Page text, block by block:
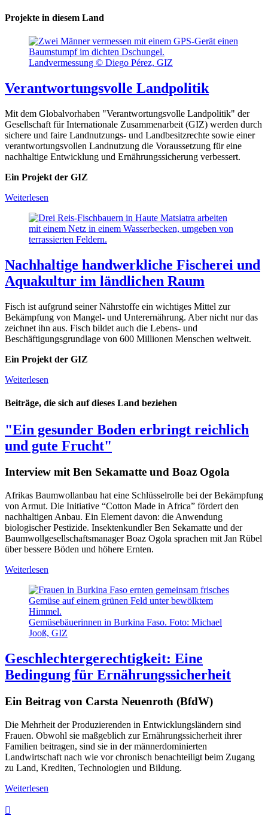
Projekte in diesem Land
Landvermessung © Diego Pérez, GIZ
Verantwortungsvolle Landpolitik
Mit dem Globalvorhaben "Verantwortungsvolle Landpolitik" der
Gesellschaft für Internationale Zusammenarbeit (GIZ) werden durch
sichere und faire Landnutzungs- und Landbesitzrechte sowie einer
verantwortungsvollen Landnutzung die Voraussetzung für eine
nachhaltige Entwicklung und Ernährungssicherung verbessert.
Ein Projekt der GIZ
Weiterlesen
Nachhaltige handwerkliche Fischerei und
Aquakultur im ländlichen Raum
Fisch ist aufgrund seiner Nährstoffe ein wichtiges Mittel zur
Bekämpfung von Mangel- und Unterernährung. Aber nicht nur das
zeichnet ihn aus. Fisch bildet auch die Lebens- und
Beschäftigungsgrundlage von 600 Millionen Menschen weltweit.
Ein Projekt der GIZ
Weiterlesen
Beiträge, die sich auf dieses Land beziehen
"Ein gesunder Boden erbringt reichlich
und gute Frucht"
Interview mit Ben Sekamatte und Boaz Ogola
Afrikas Baumwollanbau hat eine Schlüsselrolle bei der Bekämpfung
von Armut. Die Initiative “Cotton Made in Africa” fördert den
nachhaltigen Anbau. Ein Element davon: die Anwendung
biologischer Pestizide. Insektenkundler Ben Sekamatte und der
Baumwollgesellschaftsmanager Boaz Ogola sprachen mit Jan Rübel
über bessere Böden und höhere Ernten.
Weiterlesen
Gemüsebäuerinnen in Burkina Faso. Foto: Michael
Jooß, GIZ
Geschlechtergerechtigkeit: Eine
Bedingung für Ernährungssicherheit
Ein Beitrag von Carsta Neuenroth (BfdW)
Die Mehrheit der Produzierenden in Entwicklungsländern sind
Frauen. Obwohl sie maßgeblich zur Ernährungssicherheit ihrer
Familien beitragen, sind sie in der männerdominierten
Landwirtschaft nach wie vor chronisch benachteiligt beim Zugang
zu Land, Krediten, Technologien und Bildung.
Weiterlesen
